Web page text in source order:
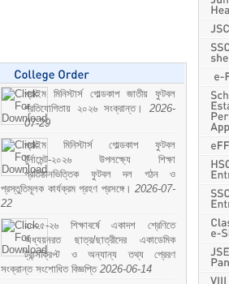
প্রাইম মিনিস্টার্স গোল্ডকাপ জাতীয় ফুটবল
প্রতিযোগিতায় ২০২৬ সংক্রান্ত। 2026-
07-29
প্রাইম মিনিস্টার্স গোল্ডকাপ ফুটবল
টুর্নামেন্ট-২০২৬ উপলক্ষ্যে শিক্ষা
প্রতিষ্ঠানভিত্তিক ফুটবল দল গঠন ও
প্রস্তুতিমূলক কার্যক্রম গ্রহণ প্রসঙ্গে। 2026-07-
22
২০২৫-২৬ শিক্ষাবর্ষে একাদশ শ্রেণিতে
অধ্যয়নরত ছাত্র/ছাত্রীদের একাডেমিক
ট্রান্সক্রিপ্ট ও অন্যান্য তথ্য প্রেরণ
সংক্রান্ত সংশোধিত বিজ্ঞপ্তি 2026-06-14